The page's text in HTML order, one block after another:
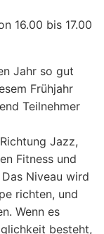
16.00 bis 17.00
Jahr so gut
Frühjahr
Teilnehmer
Jazz,
Fitness und
Niveau wird
richten, und
Wenn es
besteht,